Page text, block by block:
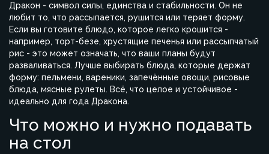
Дракон - символ силы, единства и стабильности. Он не
любит то, что рассыпается, рушится или теряет форму.
Если вы готовите блюдо, которое легко крошится -
например, торт-безе, хрустящие печенья или рассыпчатый
рис - это может означать, что ваши планы будут
разваливаться. Лучше выбирать блюда, которые держат
форму: пельмени, вареники, запечённые овощи, рисовые
блюда, мясные рулеты. Всё, что целое и устойчивое -
идеально для года Дракона.
Что можно и нужно подавать
на стол